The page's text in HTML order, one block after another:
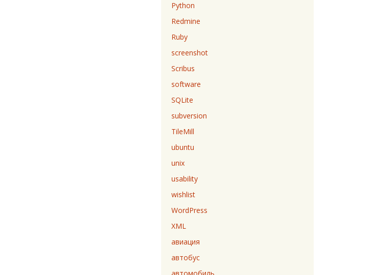
Python
Redmine
Ruby
screenshot
Scribus
software
SQLite
subversion
TileMill
ubuntu
unix
usability
wishlist
WordPress
XML
авиация
автобус